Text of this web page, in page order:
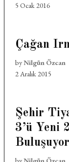
5 Ocak 2016
Çağan
byNilgün Özcan
2 Aralık 2015
Şehir
3’ü Yeni
Buluşuyor